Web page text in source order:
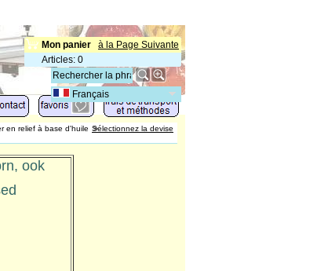
à la Page Suivante
Mon panier
Articles: 0
Français
en relief à base d'huile >
Sélectionnez la devise
ook